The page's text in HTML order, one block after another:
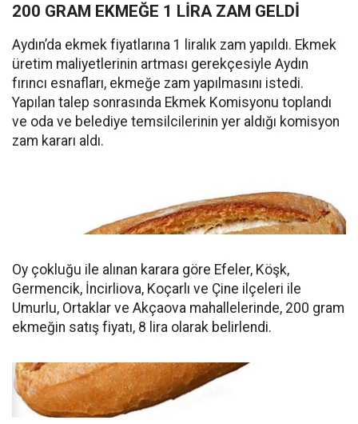
200 GRAM EKMEĞE 1 LİRA ZAM GELDİ
Aydın’da ekmek fiyatlarına 1 liralık zam yapıldı. Ekmek
üretim maliyetlerinin artması gerekçesiyle Aydın
fırıncı esnafları, ekmeğe zam yapılmasını istedi.
Yapılan talep sonrasında Ekmek Komisyonu toplandı
ve oda ve belediye temsilcilerinin yer aldığı komisyon
zam kararı aldı.
Oy çokluğu ile alınan karara göre Efeler, Köşk,
Germencik, İncirliova, Koçarlı ve Çine ilçeleri ile
Umurlu, Ortaklar ve Akçaova mahallelerinde, 200 gram
ekmeğin satış fiyatı, 8 lira olarak belirlendi.